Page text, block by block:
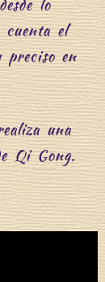
el
en
una
Qi Gong.